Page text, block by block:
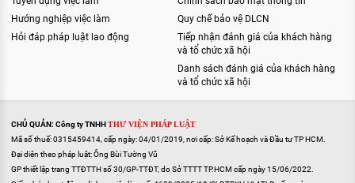
Hướng nghiệp việc làm
Hỏi đáp pháp luật lao động
Quy chế bảo vệ DLCN
Tiếp nhận đánh giá của khách hàng
và tổ chức xã hội
Danh sách đánh giá của khách hàng
và tổ chức xã hội
CHỦ QUẢN: Công ty TNHHTHƯ VIỆN PHÁP LUẬT
Mã số thuế: 0315459414, cấp ngày: 04/01/2019, nơi cấp: Sở Kế hoạch và Đầu tư TP HCM.
Đại diện theo pháp luật: Ông Bùi Tường Vũ
GP thiết lập trang TTĐTTH số 30/GP-TTĐT, do Sở TTTT TP.HCM cấp ngày 15/06/2022.